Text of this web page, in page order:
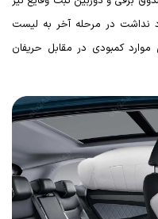
نداشت در مرحله آخر به لیست
کمبودی در مقابل حریفان